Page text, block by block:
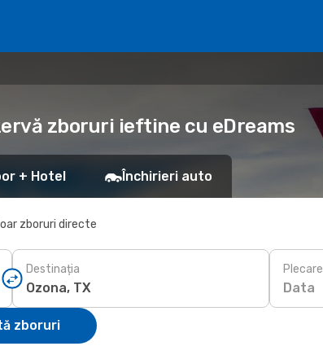
zboruri ieftine cu eDreams
+ Hotel Închirieri auto
zboruri directe
Destinația Plecare
Data
zboruri